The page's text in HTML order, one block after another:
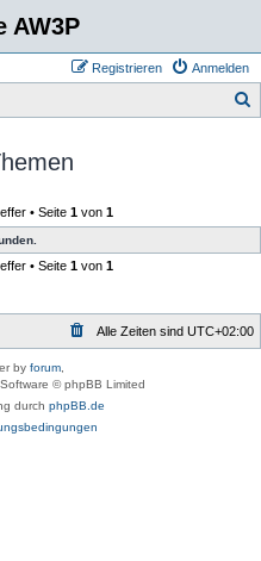
AW3P
Anmelden
Registrieren
• Seite 1von 1
• Seite 1von 1
Alle Zeiten sind UTC+02:00
by forum
© phpBB Limited
durch phpBB.de